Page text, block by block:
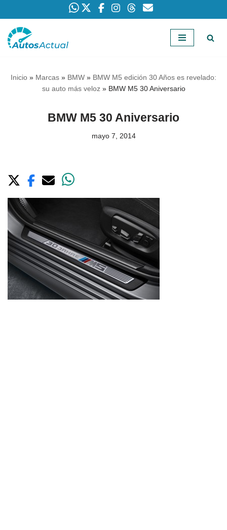
Saltar
Inicio » Marcas » BMW » BMW M5 edición 30 Años es revelado:
su auto más veloz » BMW M5 30 Aniversario
BMW M5 30 Aniversario
mayo 7, 2014